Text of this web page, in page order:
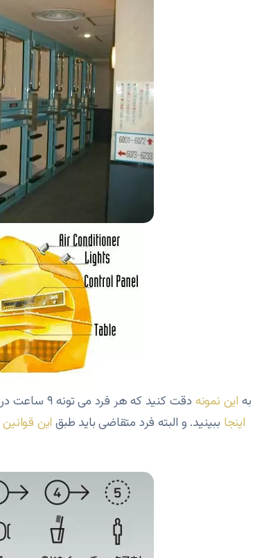
به این نمونه دقت کنید که هر فرد می تونه ۹ ساعت در اون اقامت کنه . جزئیات بیشتر از این هتل رو می‌تونید از
اینجا ببینید. و البته فرد متقاضی باید طبق این قوانین